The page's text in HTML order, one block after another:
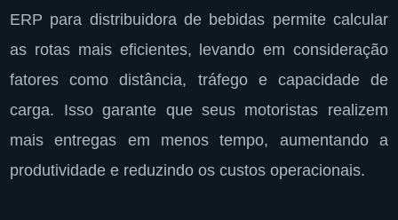
ERP para distribuidora de bebidas permite calcular
as rotas mais eficientes, levando em consideração
fatores como distância, tráfego e capacidade de
carga. Isso garante que seus motoristas realizem
mais entregas em menos tempo, aumentando a
produtividade e reduzindo os custos operacionais.